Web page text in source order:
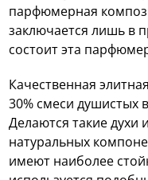
парфюмерная
заключается лишь в
состоит эта
Качественная
30% смеси душистых
Делаются такие духи
натуральных
имеют наиболее